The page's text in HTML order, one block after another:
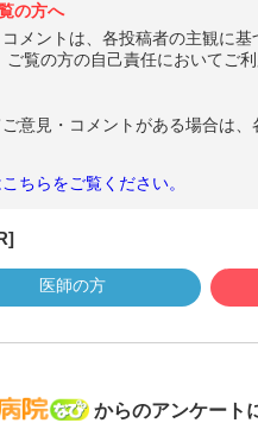
の方へ
メントは、各投稿者の主観に
覧の方の自己責任においてご利
意見・コメントがある場合は
ちらをご覧ください。
医師の方
病院なび
からのアンケート